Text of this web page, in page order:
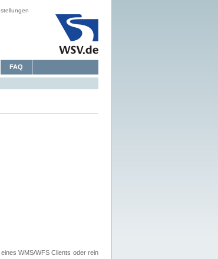
FAQ
WMS/WFS Clients oder rein